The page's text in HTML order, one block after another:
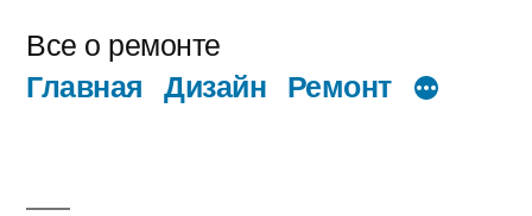
содержимому
Все о ремонте
Главная Дизайн Ремонт